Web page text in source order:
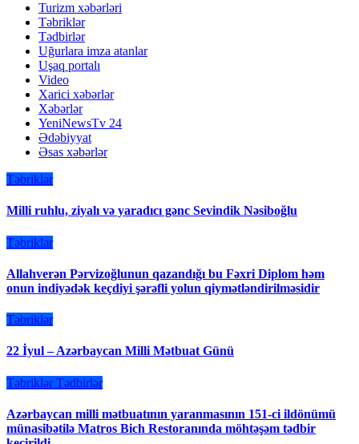
Turizm xəbərləri
Təbriklər
Tədbirlər
Uğurlara imza atanlar
Uşaq portalı
Video
Xarici xəbərlər
Xəbərlər
YeniNewsTv 24
Ədəbiyyat
Əsas xəbərlər
Təbriklər
Milli ruhlu, ziyalı və yaradıcı gənc Sevindik Nəsiboğlu
Təbriklər
Allahverən Pərvizoğlunun qazandığı bu Fəxri Diplom həm
onun indiyədək keçdiyi şərəfli yolun qiymətləndirilməsidir
Təbriklər
22 İyul – Azərbaycan Milli Mətbuat Günü
Təbriklər Tədbirlər
Azərbaycan milli mətbuatının yaranmasının 151-ci ildönümü
münasibətilə Matros Bich Restoranında möhtəşəm tədbir